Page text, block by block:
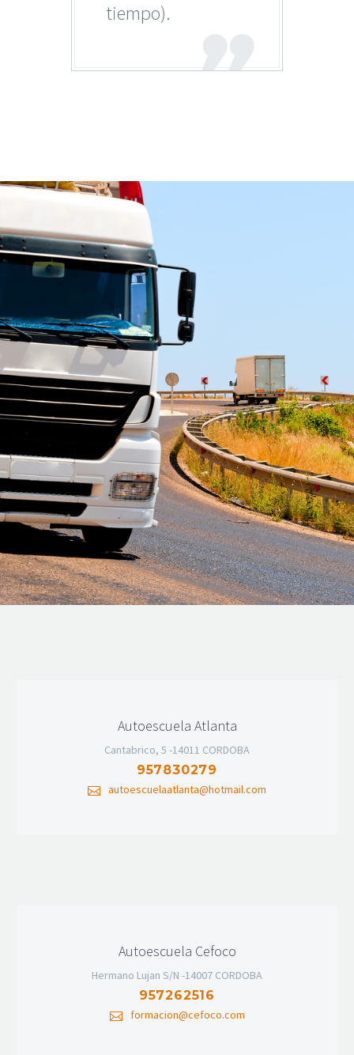
tiempo).
Autoescuela Atlanta
Cantabrico, 5 -14011 CORDOBA
957830279
autoescuelaatlanta@hotmail.com
Autoescuela Cefoco
Hermano Lujan S/N -14007 CORDOBA
957262516
formacion@cefoco.com